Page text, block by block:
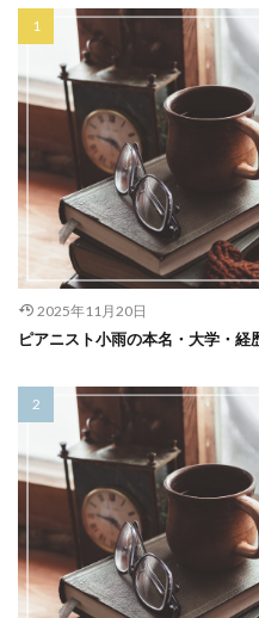
2025年11月20日
ピアニスト小雨の本名・大学・経